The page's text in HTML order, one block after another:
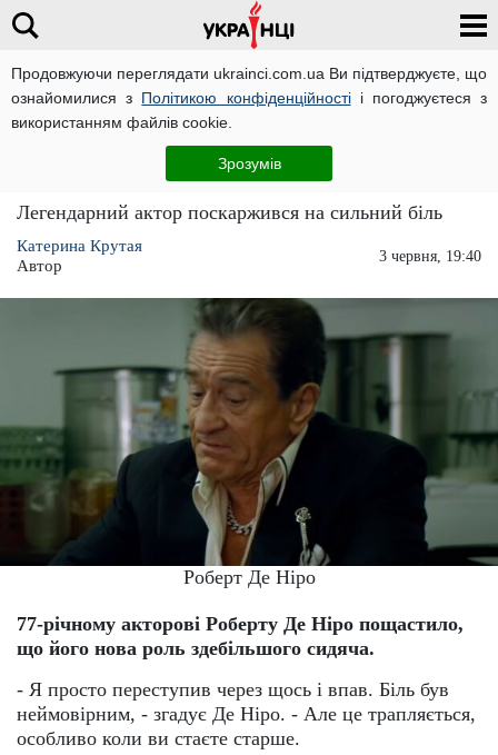
Продовжуючи переглядати ukrainci.com.ua Ви підтверджуєте, що
ознайомилися з Політикою конфіденційностіі погоджуєтеся з
використанням файлів cookie.
Зрозумів
Великі новини
Легенда Голлівуду Роберт Де Ніро переніс
складну операцію
Легендарний актор поскаржився на сильний біль
Катерина Крутая
Автор
3 червня, 19:40
Роберт Де Ніро
77-річному акторові Роберту Де Ніро пощастило,
що його нова роль здебільшого сидяча.
- Я просто переступив через щось і впав. Біль був
неймовірним, - згадує Де Ніро. - Але це трапляється,
особливо коли ви стаєте старше.